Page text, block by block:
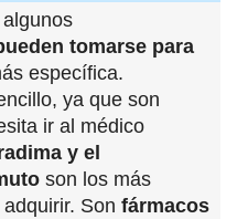
tomarse para
específica.
ya que son
ir al médico
y el
son los más
Son fármacos